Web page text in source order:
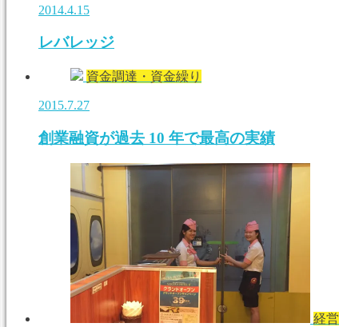
2014.4.15
レバレッジ
資金調達・資金繰り
2015.7.27
創業融資が過去 10 年で最高の実績
経営